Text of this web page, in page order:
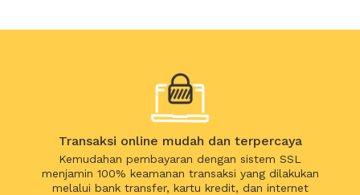
Transaksi online mudah dan terpercaya
Kemudahan pembayaran dengan sistem SSL
menjamin 100% keamanan transaksi yang dilakukan
melalui bank transfer, kartu kredit, dan internet